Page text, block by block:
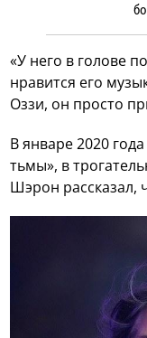
«У него в голове
нравится его
Оззи, он просто
В январе 2020
тьмы», в
Шэрон рассказал,